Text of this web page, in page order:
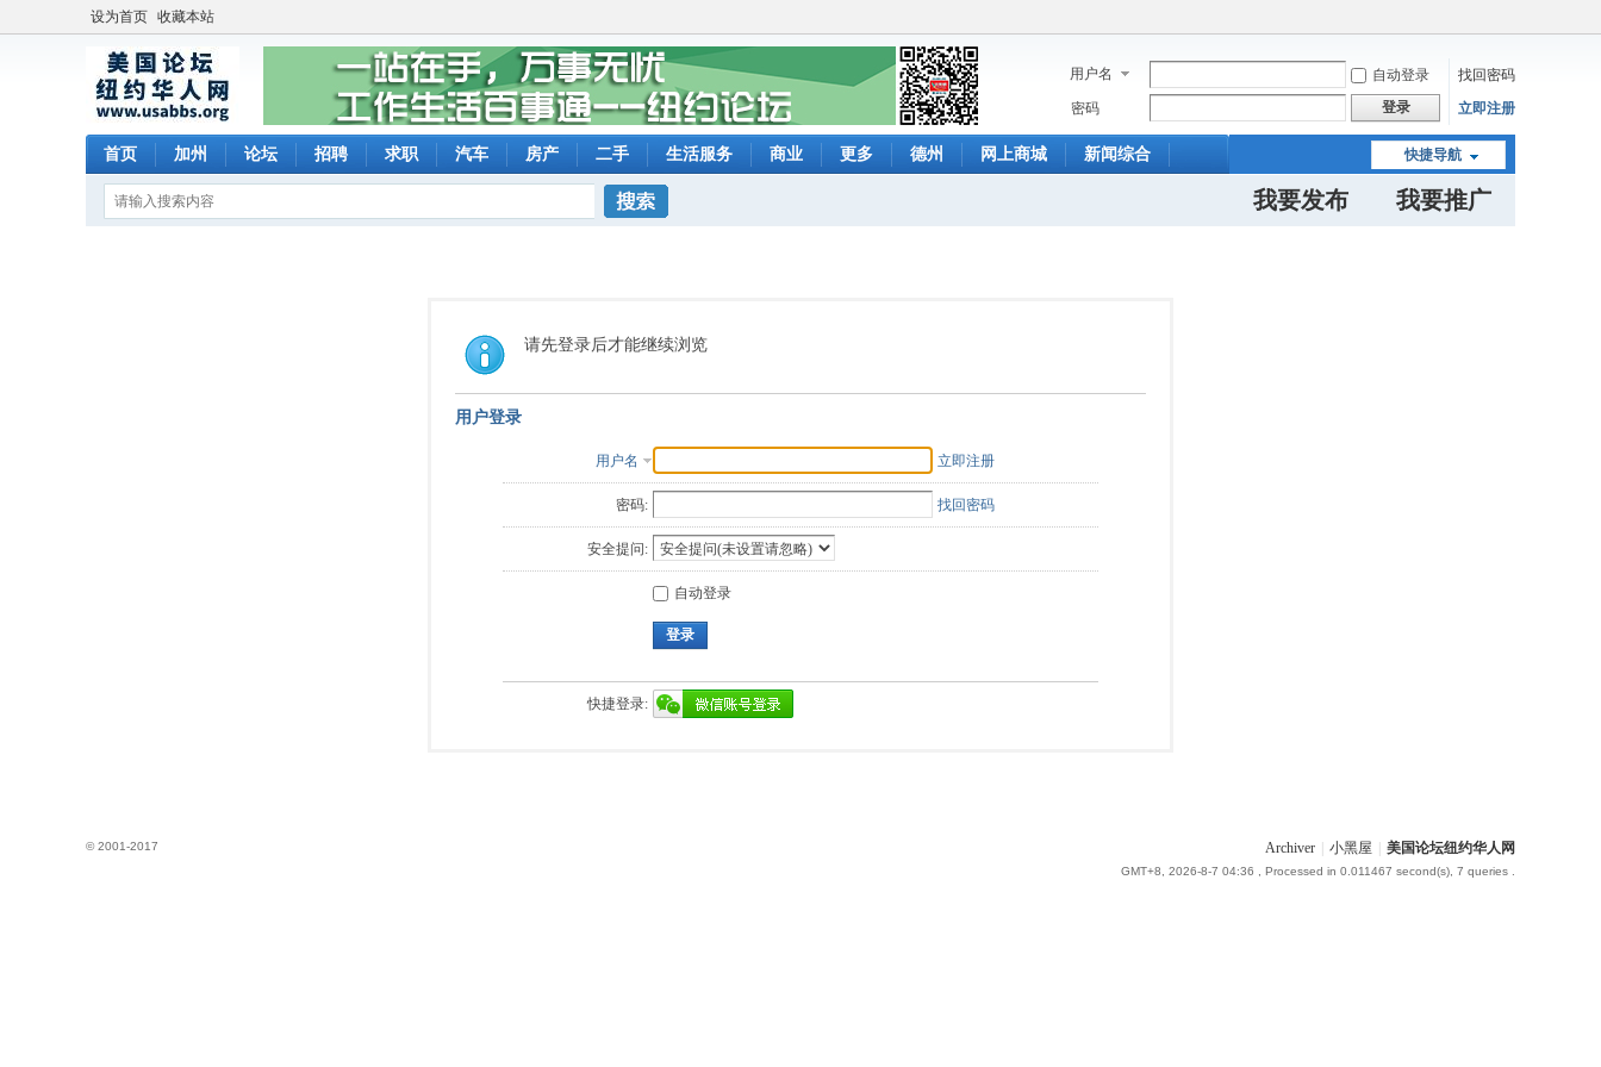
设为首页 收藏本站
用户名 自动登录
找回密码
密码
登录 立即注册
快捷导航
首页 加州 论坛 招聘 求职 汽车 房产 二手 生活服务 商业 更多 德州 网上商城 新闻综合
我要发布 我要推广
请先登录后才能继续浏览
用户登录
用户名 立即注册
密码: 找回密码
安全提问:
自动登录
登录
快捷登录:
Archiver 小黑屋 美国论坛纽约华人网
GMT+8, 2026-8-7 04:36 , Processed in 0.011467 second(s), 7 queries .
© 2001-2017